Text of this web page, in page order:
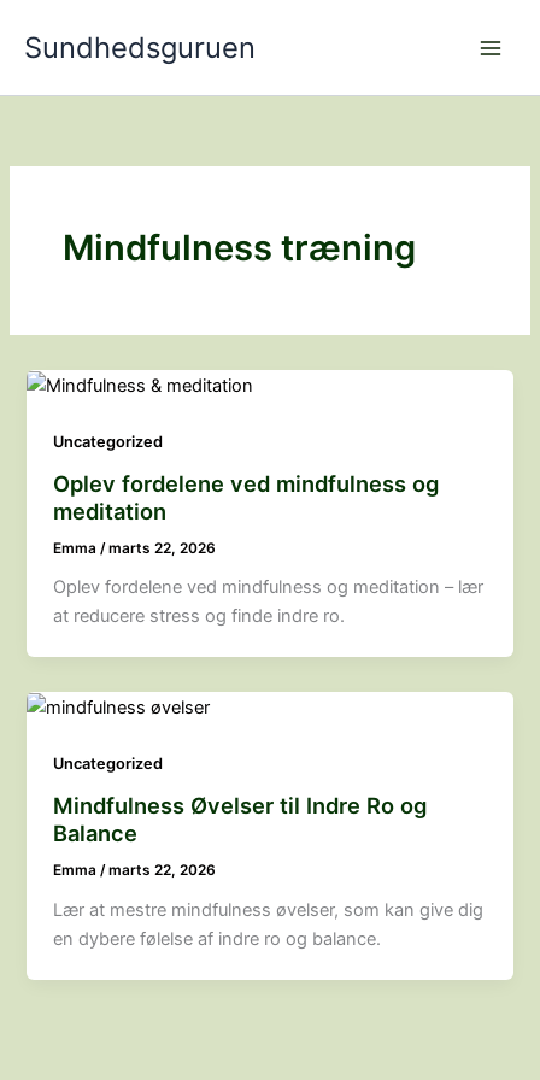
Sundhedsguruen
Mindfulness træning
Uncategorized
Oplev fordelene ved mindfulness og
meditation
Emma /marts 22, 2026
Oplev fordelene ved mindfulness og meditation – lær
at reducere stress og finde indre ro.
Uncategorized
Mindfulness Øvelser til Indre Ro og
Balance
Emma/marts 22, 2026
Lær at mestre mindfulness øvelser, som kan give dig
en dybere følelse af indre ro og balance.